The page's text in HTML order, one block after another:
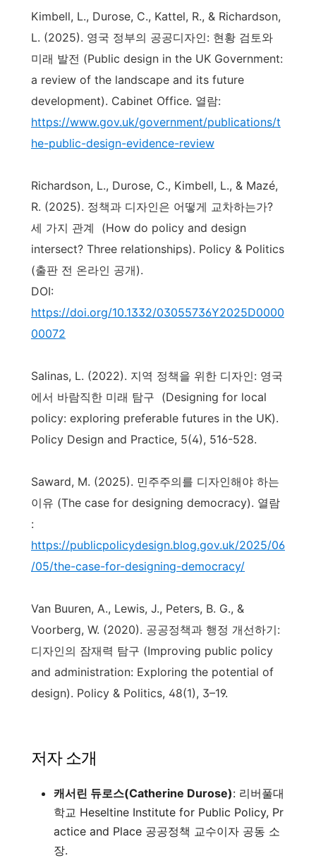
Kimbell, L., Durose, C., Kattel, R., & Richardson,
L. (2025). 영국 정부의 공공디자인: 현황 검토와
미래 발전 (Public design in the UK Government:
a review of the landscape and its future
development). Cabinet Office. 열람:
https://www.gov.uk/government/publications/t
he-public-design-evidence-review
Richardson, L., Durose, C., Kimbell, L., & Mazé,
R. (2025). 정책과 디자인은 어떻게 교차하는가?
세 가지 관계 (How do policy and design
intersect? Three relationships). Policy & Politics
(출판 전 온라인 공개).
DOI:
https://doi.org/10.1332/03055736Y2025D0000
00072
Salinas, L. (2022). 지역 정책을 위한 디자인: 영국
에서 바람직한 미래 탐구 (Designing for local
policy: exploring preferable futures in the UK).
Policy Design and Practice, 5(4), 516-528.
Saward, M. (2025). 민주주의를 디자인해야 하는
이유 (The case for designing democracy). 열람
:
https://publicpolicydesign.blog.gov.uk/2025/06
/05/the-case-for-designing-democracy/
Van Buuren, A., Lewis, J., Peters, B. G., &
Voorberg, W. (2020). 공공정책과 행정 개선하기:
디자인의 잠재력 탐구 (Improving public policy
and administration: Exploring the potential of
design). Policy & Politics, 48(1), 3–19.
저자 소개
캐서린 듀로스(Catherine Durose): 리버풀대
학교 Heseltine Institute for Public Policy, Pr
actice and Place 공공정책 교수이자 공동 소
장.